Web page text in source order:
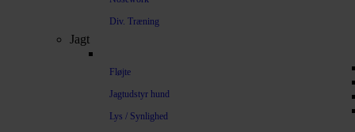
Div. Træning
Jagt
Fløjte
Jagtudstyr hund
Lys / Synlighed